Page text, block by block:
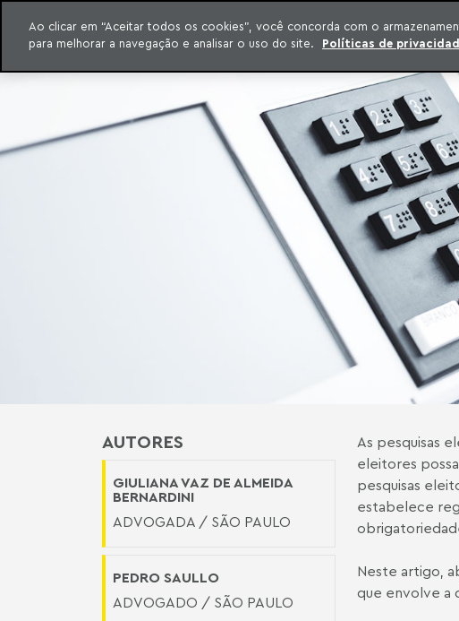
para o conteúdo
Machado Meyer
INTELIGÊNCIA JURÍDICA
CONTEÚDO EXCLUSIVO MACHADO MEYER ADVOGADOS
AUTORES
GIULIANA VAZ DE ALMEIDA
BERNARDINI
ADVOGADA / SÃO PAULO
PEDRO SAULLO
ADVOGADO / SÃO PAULO
As pesquisas
eleitores
pesquisas
estabelece
Neste artigo,
que envolve a
Ao clicar em “Aceitar todos os cookies”, você concorda com o
para melhorar a navegação e analisar o uso do site.
Políticas de